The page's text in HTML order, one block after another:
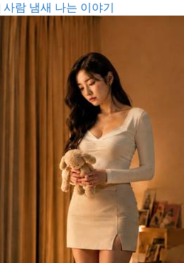
사람 냄새 나는 이야기